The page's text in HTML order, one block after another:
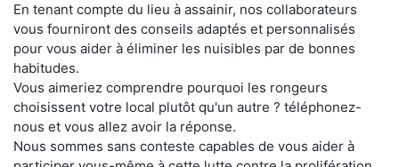
En tenant compte du lieu à assainir, nos collaborateurs
vous fourniront des conseils adaptés et personnalisés
pour vous aider à éliminer les nuisibles par de bonnes
habitudes.
Vous aimeriez comprendre pourquoi les rongeurs
choisissent votre local plutôt qu'un autre ? téléphonez-
nous et vous allez avoir la réponse.
Nous sommes sans conteste capables de vous aider à